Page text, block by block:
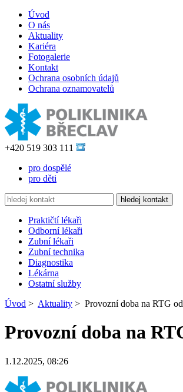
Úvod
O nás
Aktuality
Kariéra
Fotogalerie
Kontakt
Ochrana osobních údajů
Ochrana oznamovatelů
+420 519 303 111
pro dospělé
pro děti
Praktičtí lékaři
Odborní lékaři
Zubní lékaři
Zubní technika
Diagnostika
Lékárna
Ostatní služby
Úvod > Aktuality > Provozní doba na RTG
Provozní doba na
1.12.2025, 08:26